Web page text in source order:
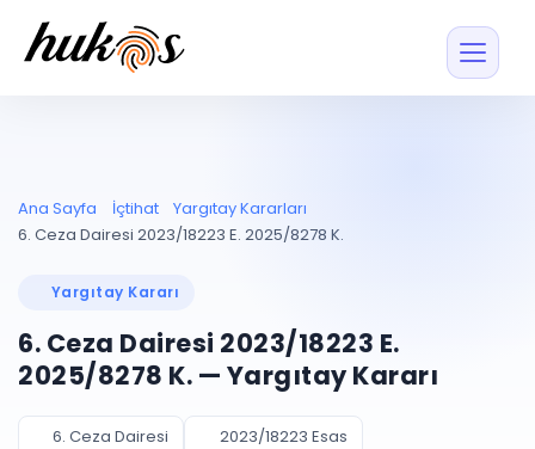
Entegrasyonu
UYAP ile otomatik
UYAP Evrak
Entegrasyonu
UETS Entegrasyonu
Tebligatları anında
Müvekkil ve taraf
Vekalet
Blog
Ücretsiz Başlayın Giriş Yap
Ana Sayfa İçtihat
Yargıtay Kararları
6. Ceza Dairesi 2023/18223 E. 2025/8278 K.
Yargıtay Kararı
6. Ceza Dairesi 2023/18223 E.
2025/8278 K. — Yargıtay Kararı
6. Ceza Dairesi
2023/18223 Esas